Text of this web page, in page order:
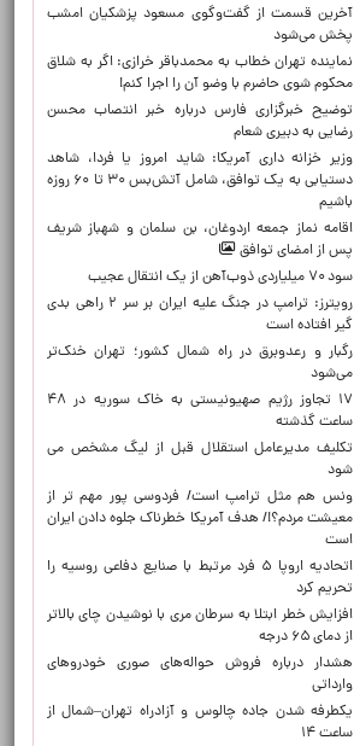
آخرین قسمت از گفت‌وگوی مسعود پزشکیان امشب
پخش می‌شود
نماینده تهران خطاب به محمدباقر خرازی: اگر به شلاق
محکوم شوی حاضرم با وضو آن را اجرا کنم!
توضیح خبرگزاری فارس درباره خبر انتصاب محسن
رضایی به دبیری شعام
وزیر خزانه داری آمریکا: شاید امروز یا فردا، شاهد
دستیابی به یک توافق، شامل آتش‌بس ۳۰ تا ۶۰ روزه
باشیم
اقامه نماز جمعه اردوغان، بن ‌سلمان و شهباز شریف
پس از امضای توافق
سود ۷۰ میلیاردی ذوب‌آهن از یک انتقال عجیب
رویترز: ترامپ در جنگ علیه ایران بر سر ۲ راهی بدی
گیر افتاده است
رگبار و رعدوبرق در راه شمال کشور؛ تهران خنک‌تر
می‌شود
۱۷ تجاوز رژیم صهیونیستی به خاک سوریه در ۴۸
ساعت گذشته
تکلیف مدیرعامل استقلال قبل از لیگ مشخص می
شود
ونس هم مثل ترامپ است/ فردوسی پور مهم تر از
معیشت مردم؟!/ هدف آمریکا خطرناک جلوه دادن ایران
است
اتحادیه اروپا ۵ فرد مرتبط با صنایع دفاعی روسیه را
تحریم کرد
افزایش خطر ابتلا به سرطان مری با نوشیدن چای بالاتر
از دمای ۶۵ درجه
هشدار درباره فروش حواله‌های صوری خودروهای
وارداتی
یکطرفه شدن جاده چالوس و آزادراه تهران–شمال از
ساعت ۱۴